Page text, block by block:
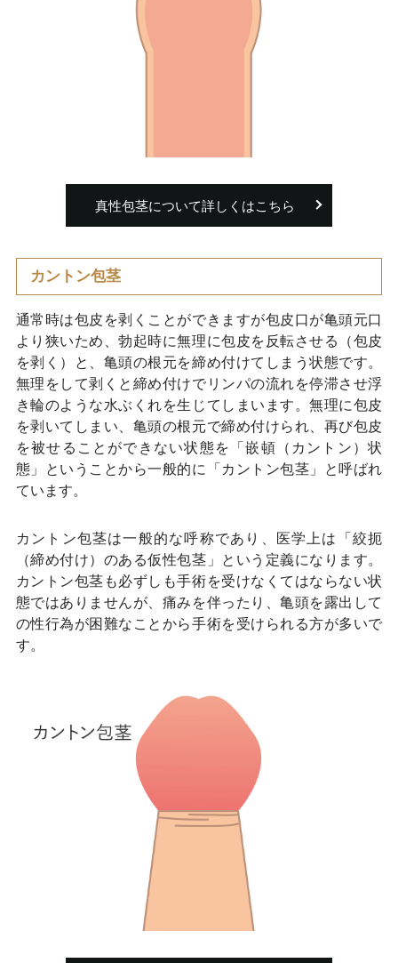
真性包茎について詳しくはこちら
カントン包茎
通常時は包皮を剥くことができますが包皮口が亀頭元口
より狭いため、勃起時に無理に包皮を反転させる（包皮
を剥く）と、亀頭の根元を締め付けてしまう状態です。
無理をして剥くと締め付けでリンパの流れを停滞させ浮
き輪のような水ぶくれを生じてしまいます。無理に包皮
を剥いてしまい、亀頭の根元で締め付けられ、再び包皮
を被せることができない状態を「嵌頓（カントン）状
態」ということから一般的に「カントン包茎」と呼ばれ
ています。
カントン包茎は一般的な呼称であり、医学上は「絞扼
（締め付け）のある仮性包茎」という定義になります。
カントン包茎も必ずしも手術を受けなくてはならない状
態ではありませんが、痛みを伴ったり、亀頭を露出して
の性行為が困難なことから手術を受けられる方が多いで
す。